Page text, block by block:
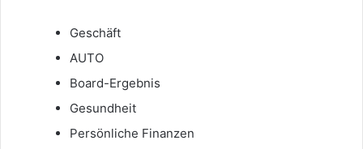
Geschäft
AUTO
Board-Ergebnis
Gesundheit
Persönliche Finanzen